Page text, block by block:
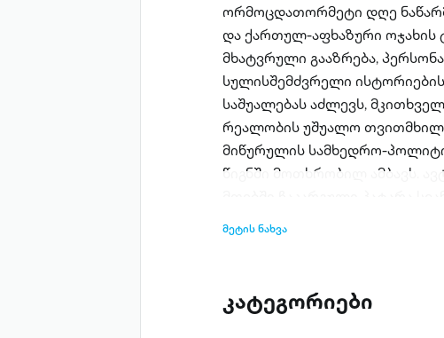
ორმოცდათორმეტი დღე
და ქართულ-აფხაზური ოჯახის
მხატვრული გააზრება,
სულისშემძვრელი
საშუალებას აძლევს,
რეალობის უშუალო
მიწურულის სამხედრო-
წიგნში მოთხრობილ ამბავს.
დრამატული მოვლენები
ჯანსაღი ცხოვრებისეული
დაუპირისპირდნენ.
მეტის ნახვა
კატეგორიები